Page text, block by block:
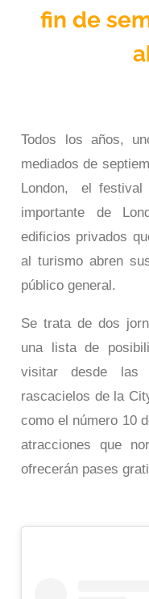
fin de
Todos los años,
mediados de
London, el festival
importante de
edificios privados
al turismo abren
público general.
Se trata de dos
una lista de
visitar desde
rascacielos de la
como el número 10
atracciones que
ofrecerán pases